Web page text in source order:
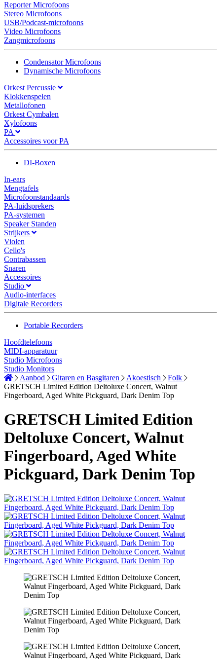
Reporter Microfoons
Stereo Microfoons
USB/Podcast-microfoons
Video Microfoons
Zangmicrofoons
Condensator Microfoons
Dynamische Microfoons
Orkest Percussie
Klokkenspelen
Metallofonen
Orkest Cymbalen
Xylofoons
PA
Accessoires voor PA
DI-Boxen
In-ears
Mengtafels
Microfoonstandaards
PA-luidsprekers
PA-systemen
Speaker Standen
Strijkers
Violen
Cello's
Contrabassen
Snaren
Accessoires
Studio
Audio-interfaces
Digitale Recorders
Portable Recorders
Hoofdtelefoons
MIDI-apparatuur
Studio Microfoons
Studio Monitors
Aanbod
Gitaren en Basgitaren Akoestisch
Folk
GRETSCH Limited Edition Deltoluxe Concert, Walnut
Fingerboard, Aged White Pickguard, Dark Denim Top
GRETSCH Limited Edition
Deltoluxe Concert, Walnut
Fingerboard, Aged White
Pickguard, Dark Denim Top